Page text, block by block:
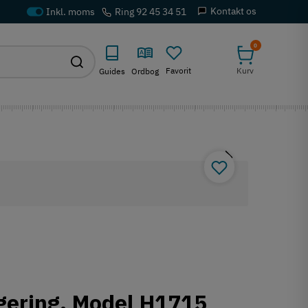
Ring 92 45 34 51 Kontakt os
Guides Ordbog Favorit
0
Kurv